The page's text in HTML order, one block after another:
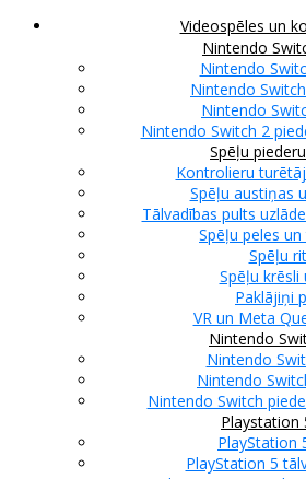
Videospēles un
Nintendo
Nintendo
Nintendo
Nintendo
Nintendo Switch 2
Spēļu
Kontrolieru
Spēļu austiņas
Tālvadības pults
Spēļu peles
Spēļu
Spēļu krēsli
Paklājiņi
VR un Meta
Nintendo
Nintendo
Nintendo
Nintendo Switch
Playstation
PlayStation
PlayStation 5